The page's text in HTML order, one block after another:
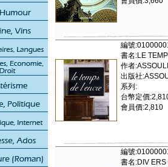
編號
書名:LE
作者
出版社
系列:
台幣定價
會員價:2,810
編號
書名:DIV